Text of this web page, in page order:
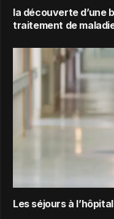
la découverte d’une
traitement de
Les séjours à